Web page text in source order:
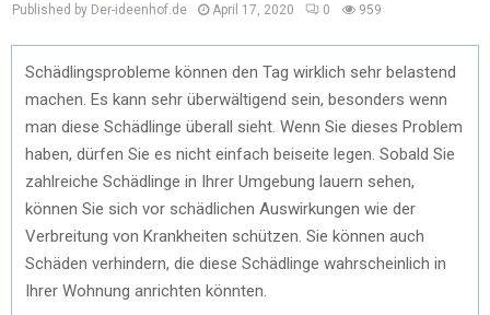
Published by Der-ideenhof.de April 17, 2020 0 959
Schädlingsprobleme können den Tag wirklich sehr belastend
machen. Es kann sehr überwältigend sein, besonders wenn
man diese Schädlinge überall sieht. Wenn Sie dieses Problem
haben, dürfen Sie es nicht einfach beiseite legen. Sobald Sie
zahlreiche Schädlinge in Ihrer Umgebung lauern sehen,
können Sie sich vor schädlichen Auswirkungen wie der
Verbreitung von Krankheiten schützen. Sie können auch
Schäden verhindern, die diese Schädlinge wahrscheinlich in
Ihrer Wohnung anrichten könnten.